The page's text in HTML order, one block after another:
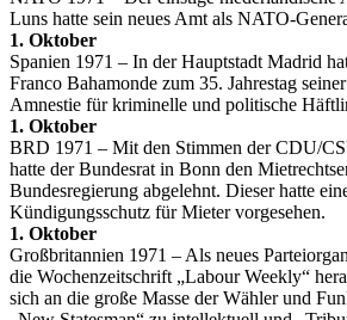
Luns hatte sein neues Amt als NATO-
1. Oktober
Spanien 1971 – In der Hauptstadt Madrid
Franco Bahamonde zum 35. Jahrestag
Amnestie für kriminelle und politische
1. Oktober
BRD 1971 – Mit den Stimmen der CDU/
hatte der Bundesrat in Bonn den
Bundesregierung abgelehnt. Dieser hatte
Kündigungsschutz für Mieter vorgesehen.
1. Oktober
Großbritannien 1971 – Als neues
die Wochenzeitschrift „Labour Weekly“
sich an die große Masse der Wähler und